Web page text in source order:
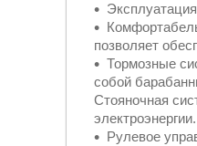
позволяет
Тормозные
собой
Стояночная
Рулевое